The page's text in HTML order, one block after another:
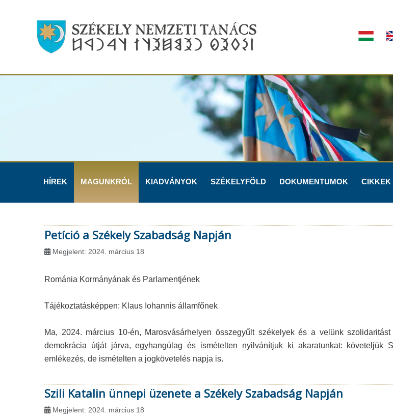
HÍREK MAGUNKRÓL KIADVÁNYOK SZÉKELYFÖLD DOKUMENTUMOK CIKKEK
Petíció a Székely Szabadság Napján
Megjelent: 2024. március 18
Románia Kormányának és Parlamentjének
Tájékoztatásképpen: Klaus Iohannis államfőnek
Ma, 2024. március 10-én, Marosvásárhelyen összegyűlt székelyek és a velünk
demokrácia útját járva, egyhangúlag és ismételten nyilvánítjuk ki akaratunkat: követeljük
emlékezés, de ismételten a jogkövetelés napja is.
Szili Katalin ünnepi üzenete a Székely Szabadság Napján
Megjelent: 2024. március 18